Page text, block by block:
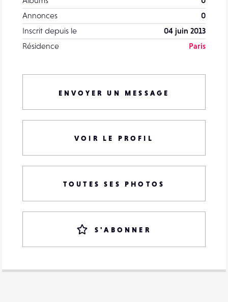
Annonces
0
Inscrit depuis le
04 juin 2013
Résidence
Paris
ENVOYER UN MESSAGE
VOIR LE PROFIL
TOUTES SES PHOTOS
S'ABONNER